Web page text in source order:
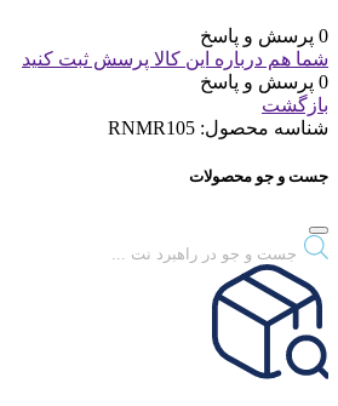
0 پرسش و پاسخ
شما هم درباره این کالا پرسش ثبت کنید
0 پرسش و پاسخ
بازگشت
شناسه محصول: RNMR105
جست و جو محصولات
search